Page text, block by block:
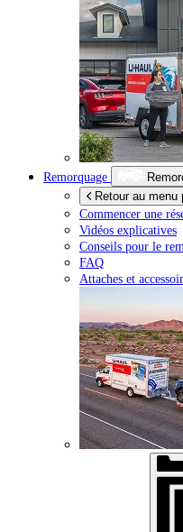
Remorquage
Retour au menu
Commencer une
Vidéos explicatives
Conseils pour le
FAQ
Attaches et